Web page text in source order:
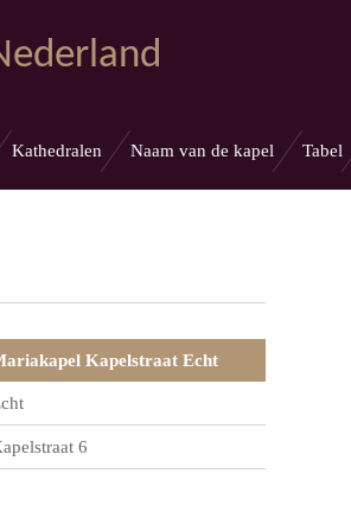
Kathedralen Naam van de kapel Tabel
Kapelstraat Echt
6